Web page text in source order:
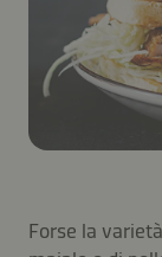
Forse la